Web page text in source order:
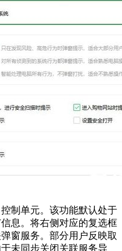
制单元。该功能默认处于
息。将右侧对应的复选框
窗服务。部分用户反映取
未同步关闭关联服务导